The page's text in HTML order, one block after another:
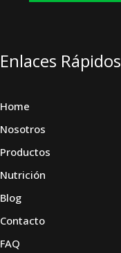
Enlaces Rápidos
Home
Nosotros
Productos
Nutrición
Blog
Contacto
FAQ